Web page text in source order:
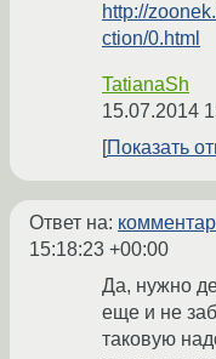
http://
ction/0.html
TatianaSh
15.07.2014
Показать
Ответ на:
15:18:23 +00:00
Да, нужно
еще и не
таковую